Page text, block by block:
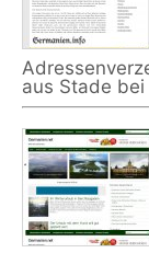
aus Stade